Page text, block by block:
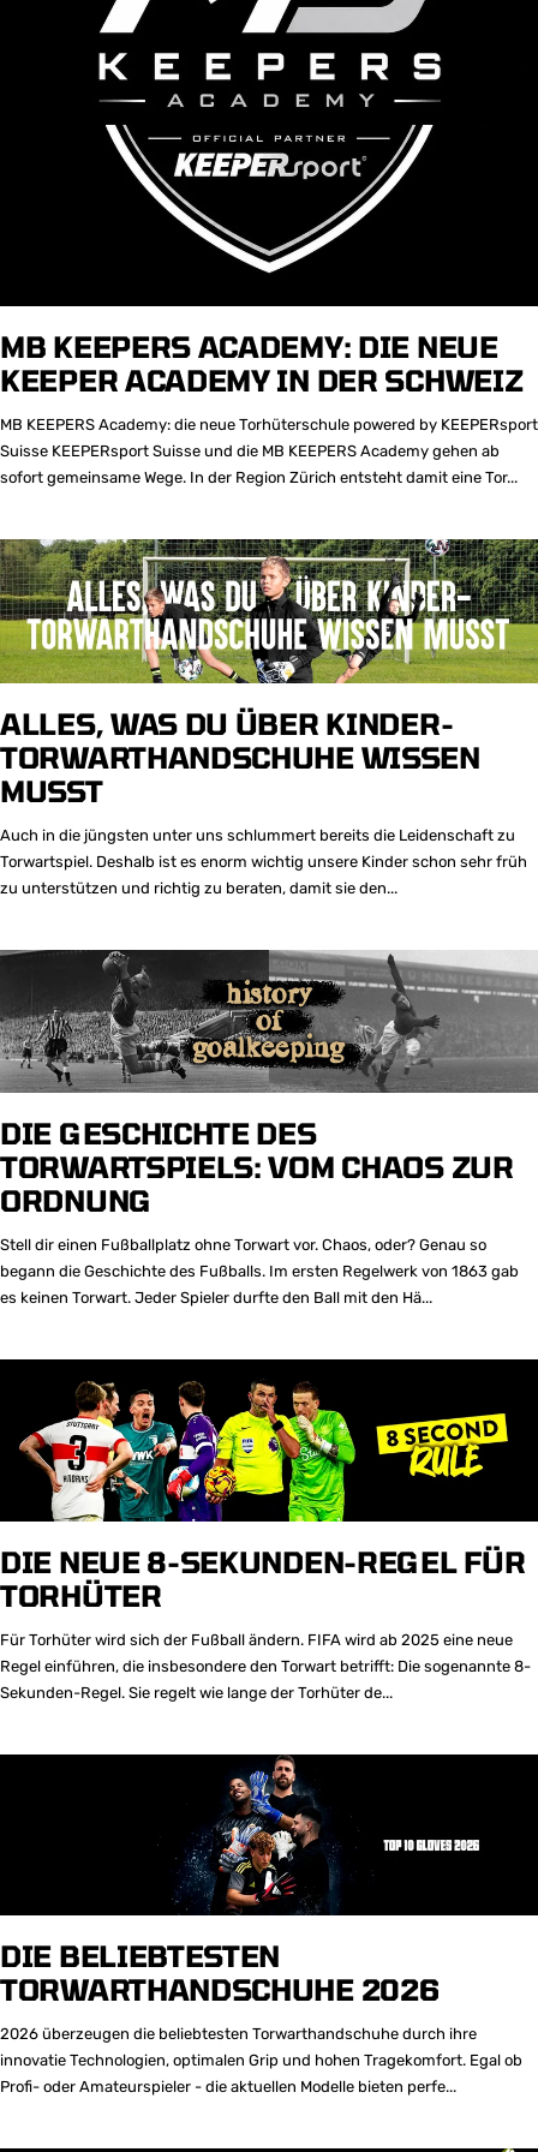
MB KEEPERS ACADEMY: DIE NEUE
KEEPER ACADEMY IN DER SCHWEIZ
MB KEEPERS Academy: die neue Torhüterschule powered by KEEPERsport
Suisse KEEPERsport Suisse und die MB KEEPERS Academy gehen ab
sofort gemeinsame Wege. In der Region Zürich entsteht damit eine Tor...
ALLES, WAS DU ÜBER KINDER-
TORWARTHANDSCHUHE WISSEN
MUSST
Auch in die jüngsten unter uns schlummert bereits die Leidenschaft zu
Torwartspiel. Deshalb ist es enorm wichtig unsere Kinder schon sehr früh
zu unterstützen und richtig zu beraten, damit sie den...
DIE GESCHICHTE DES
TORWARTSPIELS: VOM CHAOS ZUR
ORDNUNG
Stell dir einen Fußballplatz ohne Torwart vor. Chaos, oder? Genau so
begann die Geschichte des Fußballs. Im ersten Regelwerk von 1863 gab
es keinen Torwart. Jeder Spieler durfte den Ball mit den Hä...
DIE NEUE 8-SEKUNDEN-REGEL FÜR
TORHÜTER
Für Torhüter wird sich der Fußball ändern. FIFA wird ab 2025 eine neue
Regel einführen, die insbesondere den Torwart betrifft: Die sogenannte 8-
Sekunden-Regel. Sie regelt wie lange der Torhüter de...
DIE BELIEBTESTEN
TORWARTHANDSCHUHE 2026
2026 überzeugen die beliebtesten Torwarthandschuhe durch ihre
innovatie Technologien, optimalen Grip und hohen Tragekomfort. Egal ob
Profi- oder Amateurspieler - die aktuellen Modelle bieten perfe...